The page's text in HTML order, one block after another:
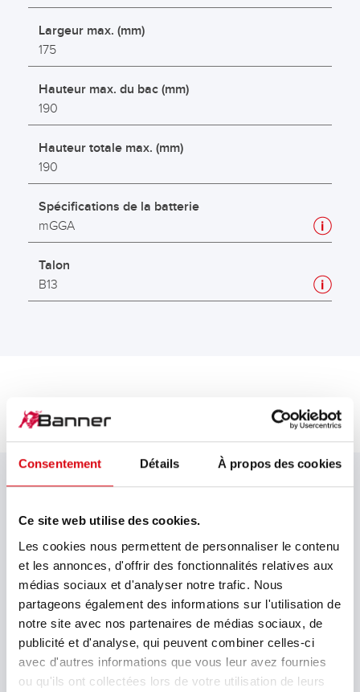
Consentement Détails À propos des cookies
Ce site web utilise des cookies.
Les cookies nous permettent de personnaliser le contenu
et les annonces, d'offrir des fonctionnalités relatives aux
médias sociaux et d'analyser notre trafic. Nous
partageons également des informations sur l'utilisation de
notre site avec nos partenaires de médias sociaux, de
publicité et d'analyse, qui peuvent combiner celles-ci
avec d'autres informations que vous leur avez fournies
ou qu'ils ont collectées lors de votre utilisation de leurs
Largeur max. (mm)
175
Hauteur max. du bac (mm)
190
Hauteur totale max. (mm)
190
Spécifications de la batterie
mGGA
Talon
B13
Catalogue
Liste de références en batteries de démarrage
Guide technique